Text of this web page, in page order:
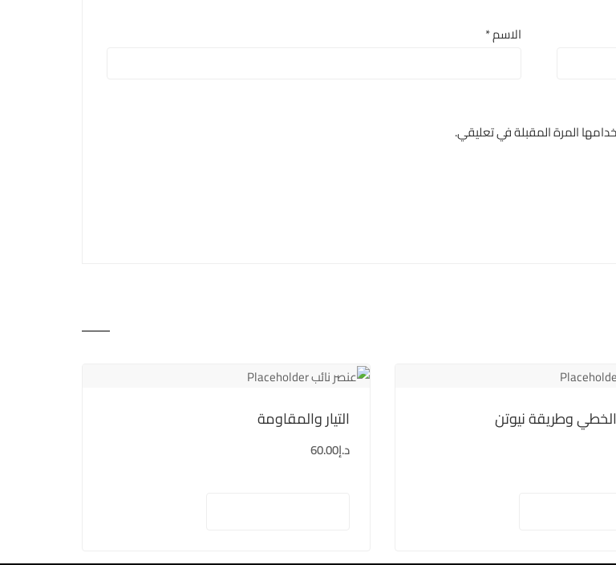
الاسم*
المرة المقبلة في تعليقي.
الخطي وطريقة نيوتن التيار والمقاومة
د.إ60.00